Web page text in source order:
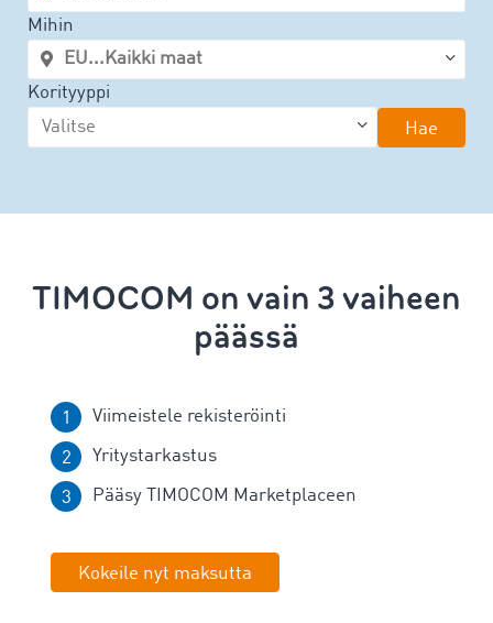
Mihin
Korityyppi
Hae
TIMOCOM on vain 3 vaiheen
päässä
Viimeistele rekisteröinti
Yritystarkastus
Pääsy TIMOCOM Marketplaceen
Kokeile nyt maksutta